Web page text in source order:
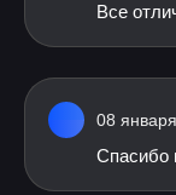
Все
08
Спасибо